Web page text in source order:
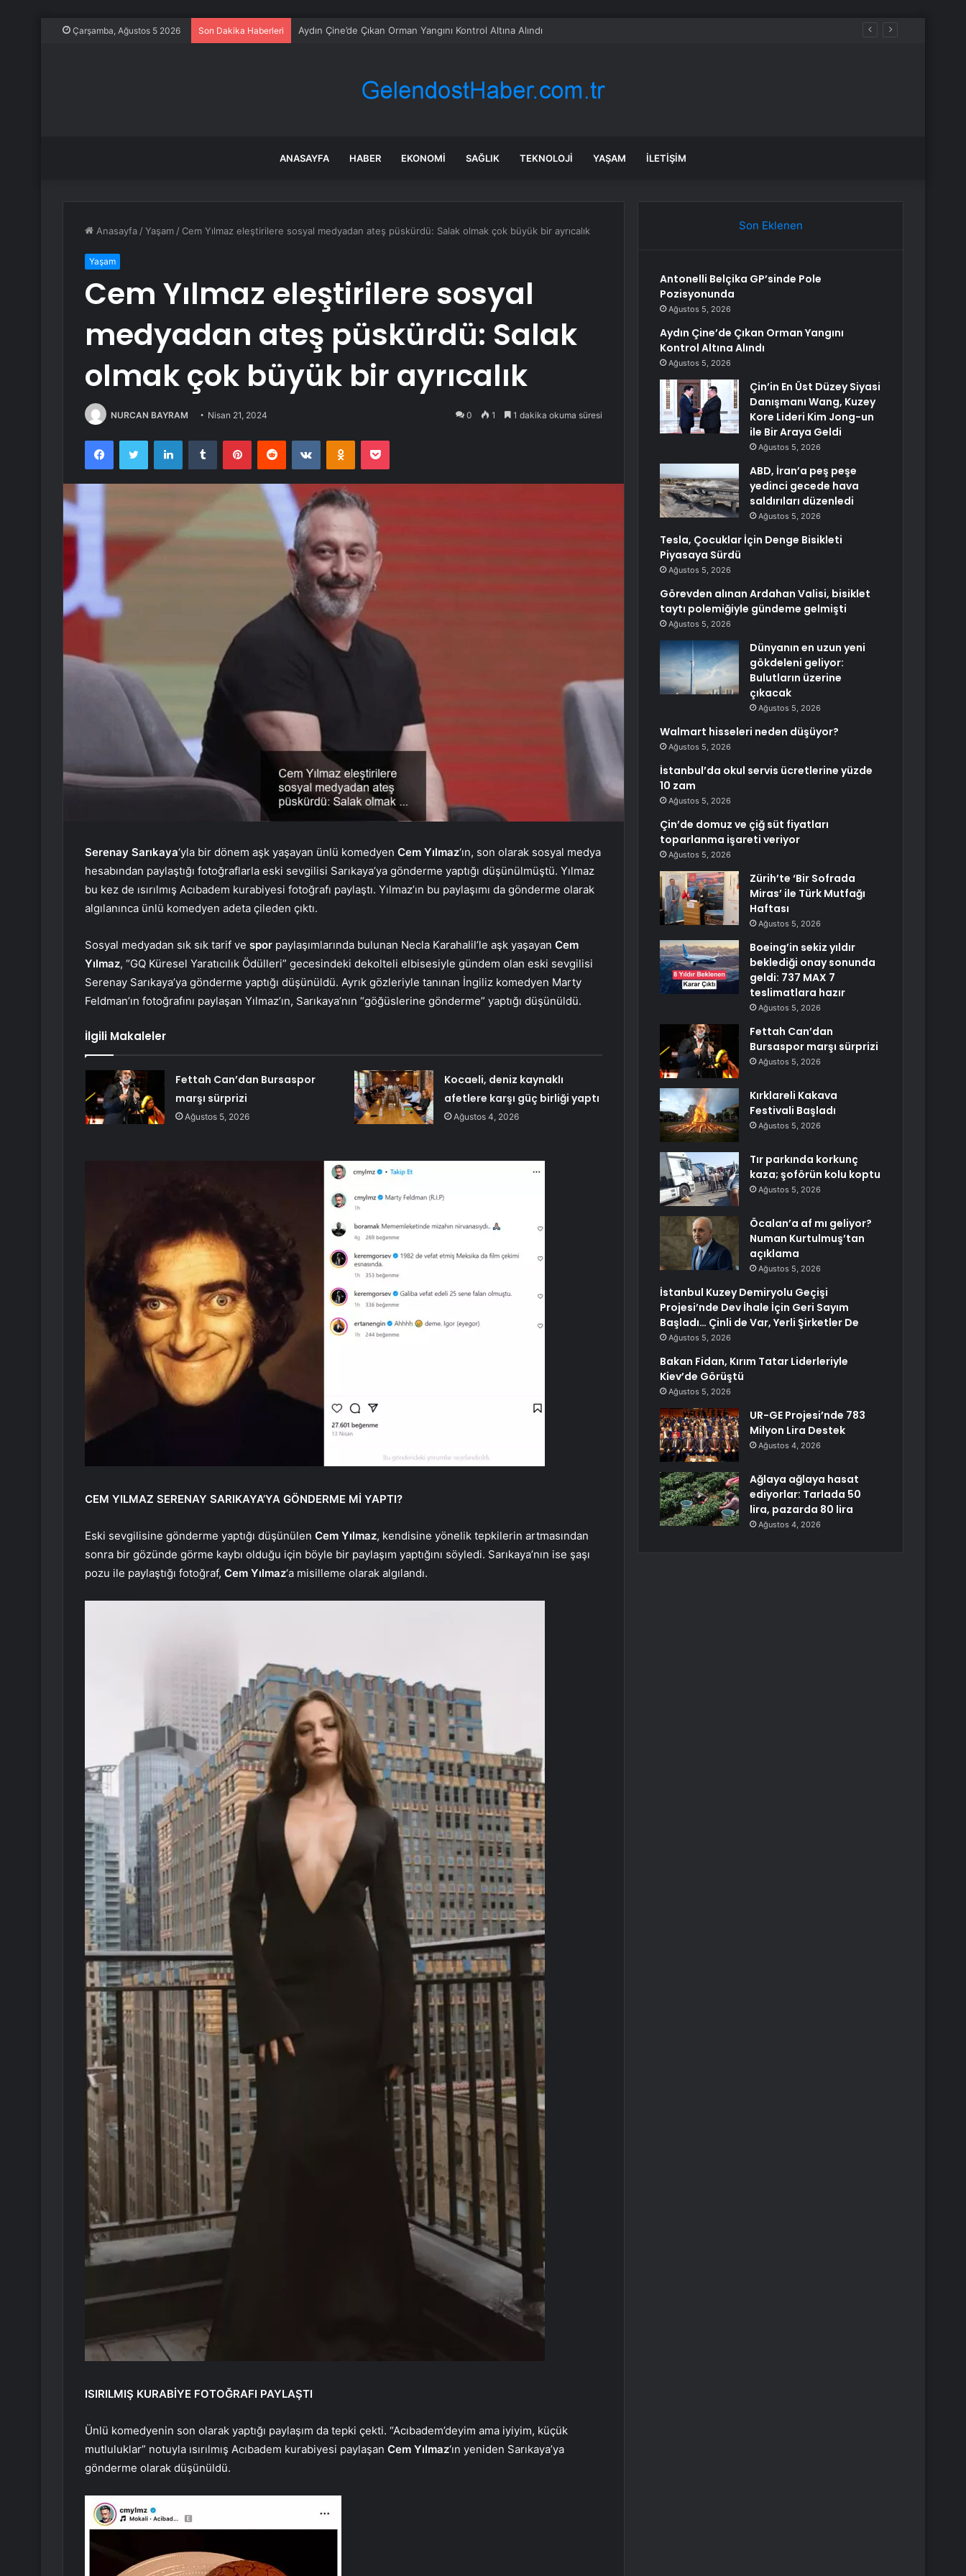
Çarşamba, Ağustos 5 2026 Son Dakika Haberleri Çin’in En Üst Düzey Siyasi Danışmanı Wang, Kuzey Kore Lideri Kim Jong-un ile Bir Araya Geldi
ANASAYFA HABER EKONOMI SAĞLIK TEKNOLOJI YAŞAM İLETIŞIM
Anasayfa /Yaşam / Cem Yılmaz eleştirilere sosyal medyadan ateş püskürdü: Salak olmak çok büyük bir ayrıcalık
Yaşam
Cem Yılmaz eleştirilere sosyal
medyadan ateş püskürdü: Salak
olmak çok büyük bir ayrıcalık
NURCAN BAYRAM Nisan 21, 2024 0 1 1 dakika okuma süresi
FacebookTwitter LinkedInTumblr PinterestReddit VKontakteOdnoklassniki
Pocket
Serenay Sarıkaya‘yla bir dönem aşk yaşayan ünlü komedyen Cem Yılmaz‘ın, son olarak sosyal medya
hesabından paylaştığı fotoğraflarla eski sevgilisi Sarıkaya’ya gönderme yaptığı düşünülmüştü. Yılmaz
bu kez de ısırılmış Acıbadem kurabiyesi fotoğrafı paylaştı. Yılmaz’ın bu paylaşımı da gönderme olarak
algılanınca ünlü komedyen adeta çileden çıktı.
Sosyal medyadan sık sık tarif ve spor paylaşımlarında bulunan Necla Karahalil’le aşk yaşayan Cem
Yılmaz, “GQ Küresel Yaratıcılık Ödülleri” gecesindeki dekolteli elbisesiyle gündem olan eski sevgilisi
Serenay Sarıkaya’ya gönderme yaptığı düşünüldü. Ayrık gözleriyle tanınan İngiliz komedyen Marty
Feldman’ın fotoğrafını paylaşan Yılmaz’ın, Sarıkaya’nın “göğüslerine gönderme” yaptığı düşünüldü.
İlgili Makaleler
Fettah Can’dan Bursaspor
marşı sürprizi
Ağustos 5, 2026
Kocaeli, deniz kaynaklı
afetlere karşı güç birliği yaptı
Ağustos 4, 2026
CEM YILMAZ SERENAY SARIKAYA’YA GÖNDERME Mİ YAPTI?
Eski sevgilisine gönderme yaptığı düşünülen Cem Yılmaz, kendisine yönelik tepkilerin artmasından
sonra bir gözünde görme kaybı olduğu için böyle bir paylaşım yaptığını söyledi. Sarıkaya’nın ise şaşı
pozu ile paylaştığı fotoğraf, Cem Yılmaz‘a misilleme olarak algılandı.
ISIRILMIŞ KURABİYE FOTOĞRAFI PAYLAŞTI
Ünlü komedyenin son olarak yaptığı paylaşım da tepki çekti. “Acıbadem’deyim ama iyiyim, küçük
mutluluklar” notuyla ısırılmış Acıbadem kurabiyesi paylaşan Cem Yılmaz‘ın yeniden Sarıkaya’ya
gönderme olarak düşünüldü.
Son Eklenen
Antonelli Belçika GP’sinde Pole
Pozisyonunda
Ağustos 5, 2026
Aydın Çine’de Çıkan Orman Yangını
Kontrol Altına Alındı
Ağustos 5, 2026
Çin’in En Üst Düzey Siyasi
Danışmanı Wang, Kuzey
Kore Lideri Kim Jong-un
ile Bir Araya Geldi
Ağustos 5, 2026
ABD, İran’a peş peşe
yedinci gecede hava
saldırıları düzenledi
Ağustos 5, 2026
Tesla, Çocuklar İçin Denge Bisikleti
Piyasaya Sürdü
Ağustos 5, 2026
Görevden alınan Ardahan Valisi, bisiklet
taytı polemiğiyle gündeme gelmişti
Ağustos 5, 2026
Dünyanın en uzun yeni
gökdeleni geliyor:
Bulutların üzerine
çıkacak
Ağustos 5, 2026
Walmart hisseleri neden düşüyor?
Ağustos 5, 2026
İstanbul’da okul servis ücretlerine yüzde
10 zam
Ağustos 5, 2026
Çin’de domuz ve çiğ süt fiyatları
toparlanma işareti veriyor
Ağustos 5, 2026
Zürih’te ‘Bir Sofrada
Miras’ ile Türk Mutfağı
Haftası
Ağustos 5, 2026
Boeing’in sekiz yıldır
beklediği onay sonunda
geldi: 737 MAX 7
teslimatlara hazır
Ağustos 5, 2026
Fettah Can’dan
Bursaspor marşı sürprizi
Ağustos 5, 2026
Kırklareli Kakava
Festivali Başladı
Ağustos 5, 2026
Tır parkında korkunç
kaza; şoförün kolu koptu
Ağustos 5, 2026
Öcalan’a af mı geliyor?
Numan Kurtulmuş’tan
açıklama
Ağustos 5, 2026
İstanbul Kuzey Demiryolu Geçişi
Projesi’nde Dev İhale İçin Geri Sayım
Başladı… Çinli de Var, Yerli Şirketler De
Ağustos 5, 2026
Bakan Fidan, Kırım Tatar Liderleriyle
Kiev’de Görüştü
Ağustos 5, 2026
UR-GE Projesi’nde 783
Milyon Lira Destek
Ağustos 4, 2026
Ağlaya ağlaya hasat
ediyorlar: Tarlada 50
lira, pazarda 80 lira
Ağustos 4, 2026